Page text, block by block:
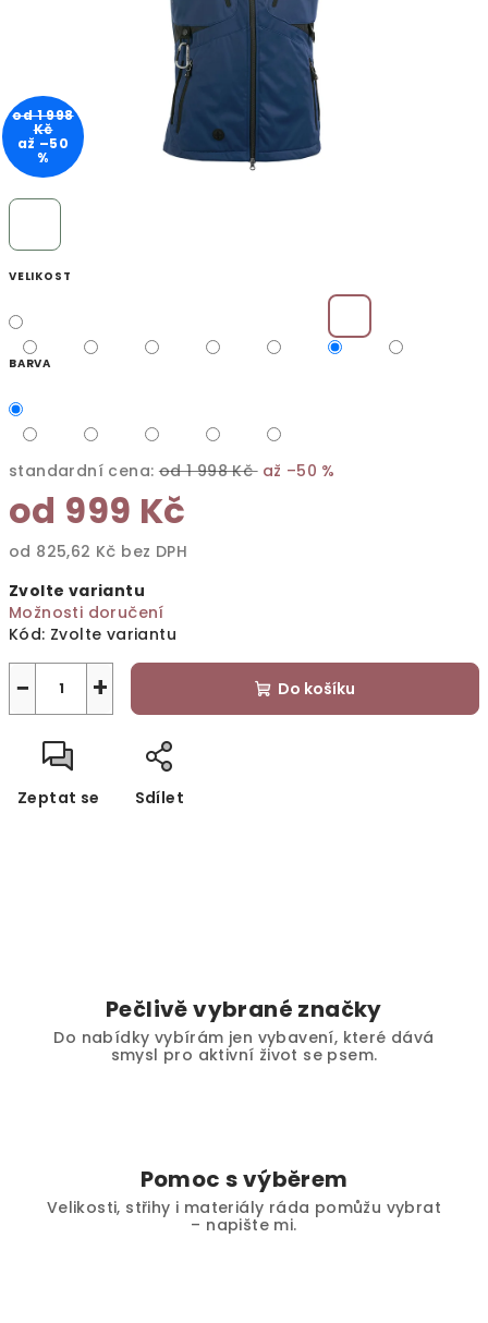
VELIKOST
BARVA
standardní cena: od 1 998 Kč až –50 %
od 999 Kč
od 825,62 Kč bez DPH
cena:
Zvolte variantu
Možnosti doručení
Kód: Zvolte variantu
+
− Do košíku
Zeptat se Sdílet
od 1 998
Kč
až –50
%
Pečlivě vybrané značky
Do nabídky vybírám jen vybavení, které dává
smysl pro aktivní život se psem.
Pomoc s výběrem
Velikosti, střihy i materiály ráda pomůžu vybrat
– napište mi.